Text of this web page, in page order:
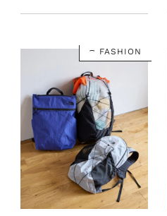
FASHION